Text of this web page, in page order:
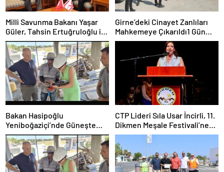
Milli Savunma Bakanı Yaşar
Güler, Tahsin Ertuğruloğlu ile
Bir Araya Geldi
Girne’deki Cinayet Zanlıları
Mahkemeye Çıkarıldı1 Gün
Tutukluluk Kararı
Bakan Hasipoğlu
Yeniboğaziçi’nde Güneşte
Çalışma Yasağı Denetimlerine
Katıldı
CTP Lideri Sıla Usar İncirli, 11.
Dikmen Meşale Festivali’ne
Katıldı